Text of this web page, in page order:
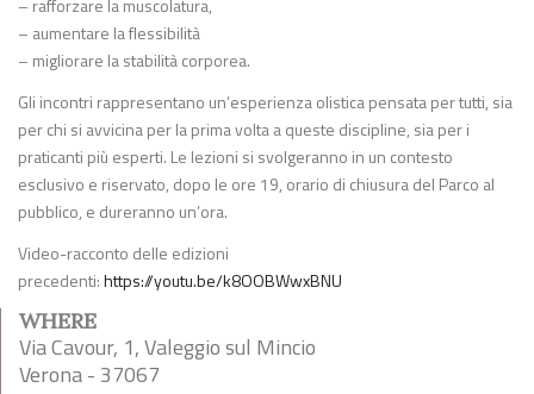
– rafforzare la muscolatura,
– aumentare la flessibilità
– migliorare la stabilità corporea.
Gli incontri rappresentano un’esperienza olistica pensata per tutti, sia
per chi si avvicina per la prima volta a queste discipline, sia per i
praticanti più esperti. Le lezioni si svolgeranno in un contesto
esclusivo e riservato, dopo le ore 19, orario di chiusura del Parco al
pubblico, e dureranno un’ora.
Video-racconto delle edizioni
precedenti:https://youtu.be/k8OOBWwxBNU
WHERE
Via Cavour, 1, Valeggio sul Mincio
Verona - 37067